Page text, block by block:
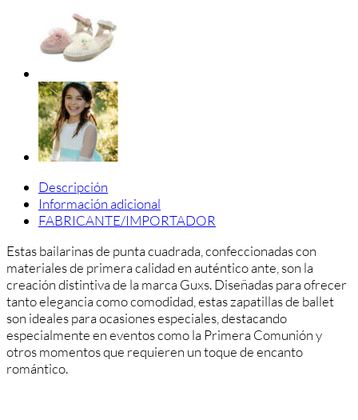
Elásticas
Ante
Puntera
Ballet
cantidad
Descripción
Información adicional
FABRICANTE/IMPORTADOR
Estas bailarinas de punta cuadrada, confeccionadas con
materiales de primera calidad en auténtico ante, son la
creación distintiva de la marca Guxs. Diseñadas para ofrecer
tanto elegancia como comodidad, estas zapatillas de ballet
son ideales para ocasiones especiales, destacando
especialmente en eventos como la Primera Comunión y
otros momentos que requieren un toque de encanto
romántico.